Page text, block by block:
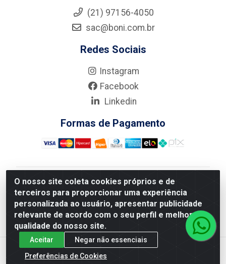
O nosso site coleta cookies próprios e de
terceiros para proporcionar uma experiência
personalizada ao usuário, apresentar publicidade
relevante de acordo com o seu perfil e melhorar a
qualidade do nosso site.
Aceitar
Negar não essenciais
Preferências de Cookies
(21) 97156-4050
sac@boni.com.br
Redes Sociais
Instagram
Facebook
Linkedin
Formas de Pagamento
Nova Boni Distribuidora de Material de Construção LTDA
- Rua Alice Tibiriçá, 330 - Vila Da Penha, Rio de
Janeiro/RJ - CEP: 21.210-110 - CNPJ: 11.003.135/0001-
27